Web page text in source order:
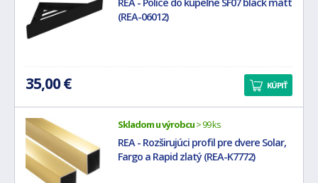
(REA-06012)
35,00 € KÚPIŤ
Skladom u výrobcu> 99 ks
REA - Rozširujúci profil pre dvere Solar,
Fargo a Rapid zlatý (REA-K7772)